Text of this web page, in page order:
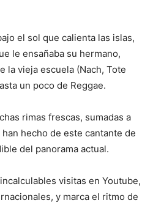
el sol que calienta las islas,
le ensañaba su hermano,
la vieja escuela (Nach, Tote
un poco de Reggae.
rimas frescas, sumadas a
hecho de este cantante de
del panorama actual.
visitas en Youtube,
y marca el ritmo de